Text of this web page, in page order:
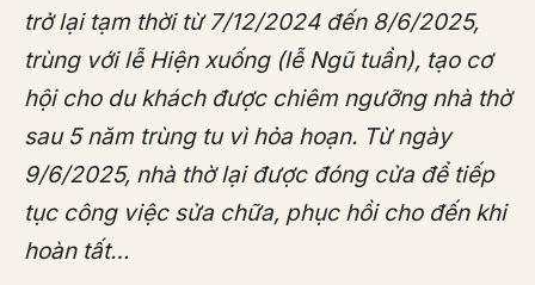
trở lại tạm thời từ 7/12/2024 đến 8/6/2025,
trùng với lễ Hiện xuống (lễ Ngũ tuần), tạo cơ
hội cho du khách được chiêm ngưỡng nhà thờ
sau 5 năm trùng tu vì hỏa hoạn. Từ ngày
9/6/2025, nhà thờ lại được đóng cửa để tiếp
tục công việc sửa chữa, phục hồi cho đến khi
hoàn tất…